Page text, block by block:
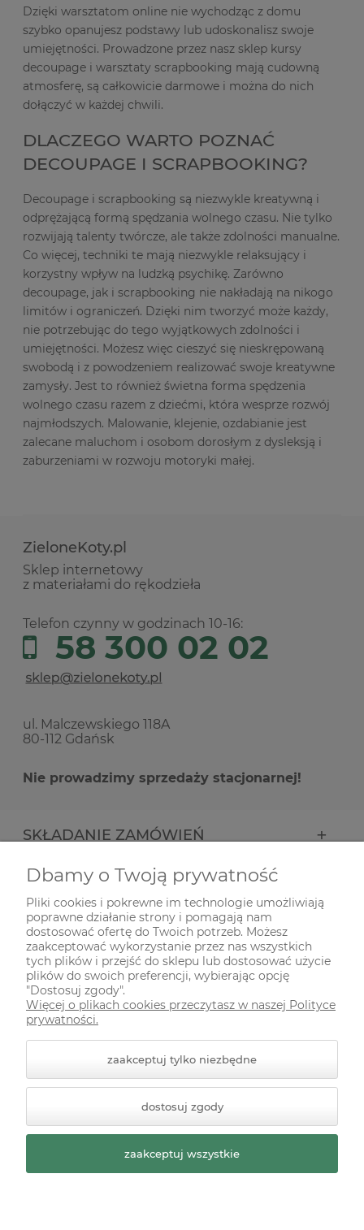
Dzięki warsztatom online nie wychodząc z domu
szybko opanujesz podstawy lub udoskonalisz swoje
umiejętności. Prowadzone przez nasz sklep kursy
decoupage i warsztaty scrapbooking mają cudowną
atmosferę, są całkowicie darmowe i można do nich
dołączyć w każdej chwili.
DLACZEGO WARTO POZNAĆ
DECOUPAGE I SCRAPBOOKING?
Decoupage i scrapbooking są niezwykle kreatywną i
odprężającą formą spędzania wolnego czasu. Nie tylko
rozwijają talenty twórcze, ale także zdolności manualne.
Co więcej, techniki te mają niezwykle relaksujący i
korzystny wpływ na ludzką psychikę. Zarówno
decoupage, jak i scrapbooking nie nakładają na nikogo
limitów i ograniczeń. Dzięki nim tworzyć może każdy,
nie potrzebując do tego wyjątkowych zdolności i
umiejętności. Możesz więc cieszyć się nieskrępowaną
swobodą i z powodzeniem realizować swoje kreatywne
zamysły. Jest to również świetna forma spędzenia
wolnego czasu razem z dziećmi, która wesprze rozwój
najmłodszych. Malowanie, klejenie, ozdabianie jest
zalecane maluchom i osobom dorosłym z dysleksją i
zaburzeniami w rozwoju motoryki małej.
ZieloneKoty.pl
Sklep internetowy
z materiałami do rękodzieła
Telefon czynny w godzinach 10-16:
58 300 02 02
ul. Malczewskiego 118A
80-112 Gdańsk
Nie prowadzimy sprzedaży stacjonarnej!
SKŁADANIE ZAMÓWIEŃ
INFORMACJE
ODWIEDŹ NAS NA
Styl graficzny ShopGadget.pl
Sklep internetowy Shoper
Premium
Dbamy o Twoją prywatność
Pliki cookies i pokrewne im technologie umożliwiają
poprawne działanie strony i pomagają nam
dostosować ofertę do Twoich potrzeb. Możesz
zaakceptować wykorzystanie przez nas wszystkich
tych plików i przejść do sklepu lub dostosować użycie
plików do swoich preferencji, wybierając opcję
"Dostosuj zgody".
Więcej o plikach cookies przeczytasz w naszej Polityce
prywatności.
zaakceptuj tylko niezbędne
dostosuj zgody
zaakceptuj wszystkie